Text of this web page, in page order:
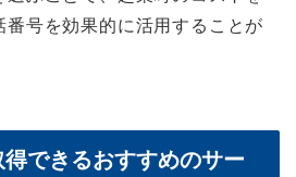
号を効果的に活用することが
できるおすすめのサー